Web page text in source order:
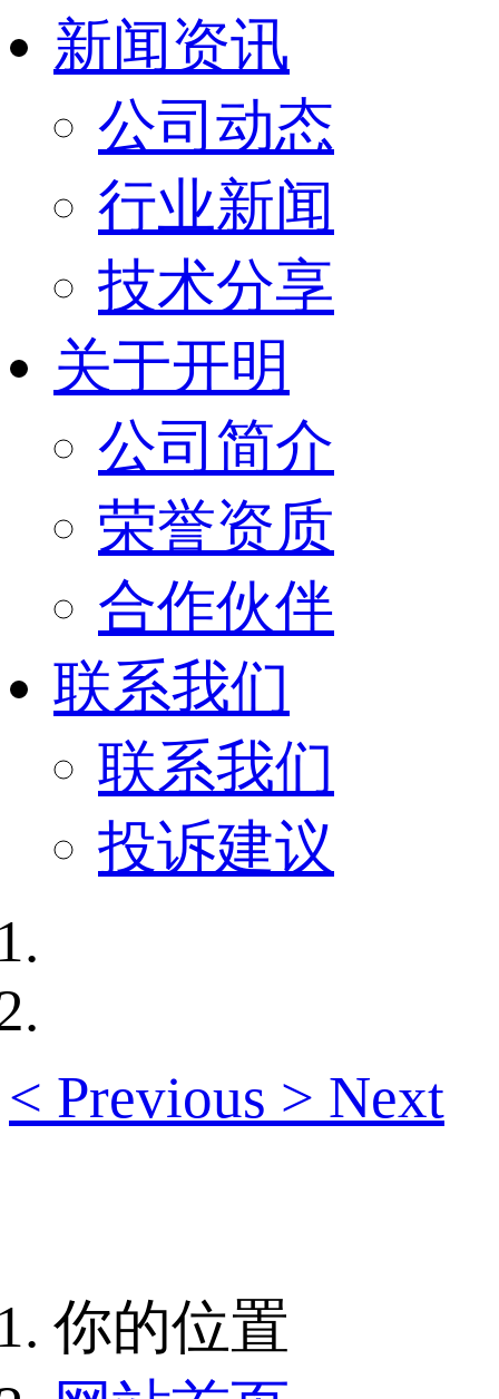
新闻资讯
公司动态
行业新闻
技术分享
关于开明
公司简介
荣誉资质
合作伙伴
联系我们
联系我们
投诉建议
< Previous > Next
你的位置